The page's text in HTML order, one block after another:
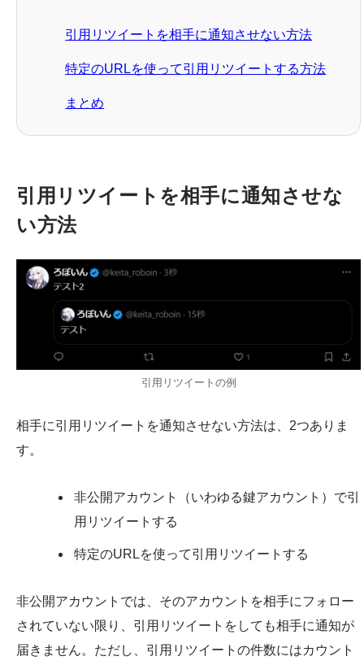
引用リツイートを相手に通知させない方法
特定のURLを使って引用リツイートする方法
まとめ
引用リツイートを相手に通知させな
い方法
引用リツイートの例
相手に引用リツイートを通知させない方法は、2つありま
す。
非公開アカウント（いわゆる鍵アカウント）で引
用リツイートする
特定のURLを使って引用リツイートする
非公開アカウントでは、そのアカウントを相手にフォロー
されていない限り、引用リツイートをしても相手に通知が
届きません。ただし、引用リツイートの件数にはカウント